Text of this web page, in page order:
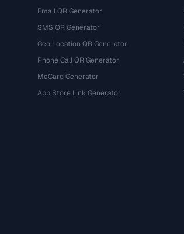
Email QR Generator
SMS QR Generator
Geo Location QR Generator
Phone Call QR Generator
MeCard Generator
App Store Link Generator